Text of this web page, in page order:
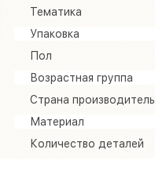
Тематика
Упаковка
Пол
Возрастная группа
Страна производитель
Материал
Количество деталей